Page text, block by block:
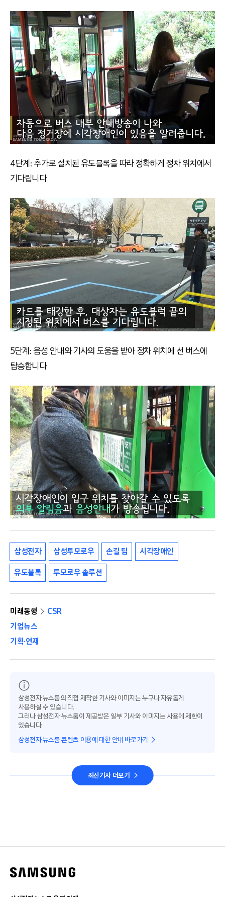
4단계: 추가로 설치된 유도블록을 따라 정확하게 정차 위치에서
기다립니다
5단계: 음성 안내와 기사의 도움을 받아 정차 위치에 선 버스에
탑승합니다
삼성전자 삼성투모로우 손길 팀 시각장애인
유도블록 투모로우 솔루션
미래동행
CSR
기업뉴스
기획·연재
삼성전자 뉴스룸의 직접 제작한 기사와 이미지는 누구나 자유롭게
사용하실 수 있습니다.
그러나 삼성전자 뉴스룸이 제공받은 일부 기사와 이미지는 사용에 제한이
있습니다.
삼성전자 뉴스룸 콘텐츠 이용에 대한 안내 바로가기
최신기사 더보기